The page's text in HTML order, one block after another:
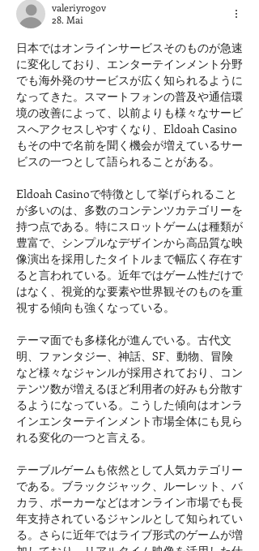
valeriyrogov
28. Mai
日本ではオンラインサービスそのものが急速
に変化しており、エンターテインメント分野
でも海外発のサービスが広く知られるように
なってきた。スマートフォンの普及や通信環
境の改善によって、以前よりも様々なサービ
スへアクセスしやすくなり、Eldoah Casino
もその中で名前を聞く機会が増えているサー
ビスの一つとして語られることがある。
Eldoah Casinoで特徴として挙げられること
が多いのは、多数のコンテンツカテゴリーを
持つ点である。特にスロットゲームは種類が
豊富で、シンプルなデザインから高品質な映
像演出を採用したタイトルまで幅広く存在す
ると言われている。近年ではゲーム性だけで
はなく、視覚的な要素や世界観そのものを重
視する傾向も強くなっている。
テーマ面でも多様化が進んでいる。古代文
明、ファンタジー、神話、SF、動物、冒険
など様々なジャンルが採用されており、コン
テンツ数が増えるほど利用者の好みも分散す
るようになっている。こうした傾向はオンラ
インエンターテインメント市場全体にも見ら
れる変化の一つと言える。
テーブルゲームも依然として人気カテゴリー
である。ブラックジャック、ルーレット、バ
カラ、ポーカーなどはオンライン市場でも長
年支持されているジャンルとして知られてい
る。さらに近年ではライブ形式のゲームが増